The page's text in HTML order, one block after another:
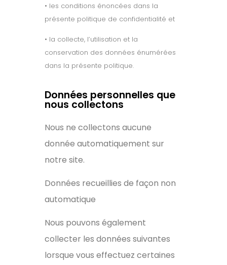
• les conditions énoncées dans la
présente politique de confidentialité et
• la collecte, l’utilisation et la
conservation des données énumérées
dans la présente politique.
Données personnelles que
nous collectons
Nous ne collectons aucune
donnée automatiquement sur
notre site.
Données recueillies de façon non
automatique
Nous pouvons également
collecter les données suivantes
lorsque vous effectuez certaines